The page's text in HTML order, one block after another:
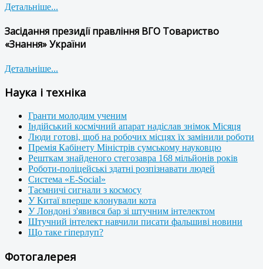
Детальніше...
Засідання президії правління ВГО Товариство
«Знання» України
Детальніше...
Наука і техніка
Гранти молодим ученим
Індійський космічний апарат надіслав знімок Місяця
Люди готові, щоб на робочих місцях їх замінили роботи
Премія Кабінету Міністрів сумському науковцю
Решткам знайденого стегозавра 168 мільйонів років
Роботи-поліцейські здатні розпізнавати людей
Система «E-Social»
Таємничі сигнали з космосу
У Китаї вперше клонували кота
У Лондоні з'явився бар зі штучним інтелектом
Штучний інтелект навчили писати фальшиві новини
Що таке гіперлуп?
Фотогалерея